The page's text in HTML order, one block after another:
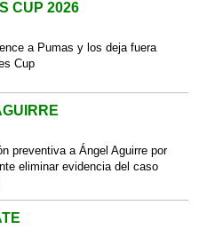
CUP 2026
a Pumas y los deja fuera
Cup
preventiva a Ángel Aguirre por
eliminar evidencia del caso